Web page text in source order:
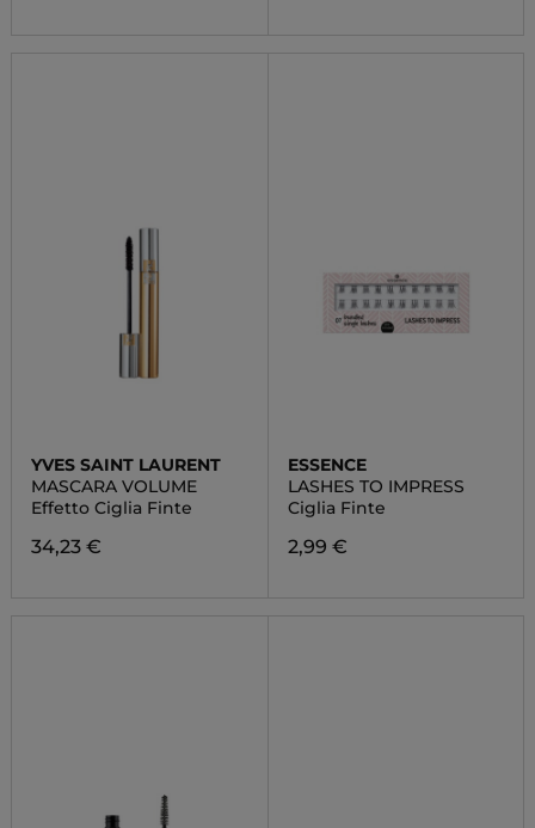
YVES SAINT LAURENT
MASCARA VOLUME
Effetto Ciglia Finte
34,23 €
ESSENCE
LASHES TO IMPRESS
Ciglia Finte
2,99 €